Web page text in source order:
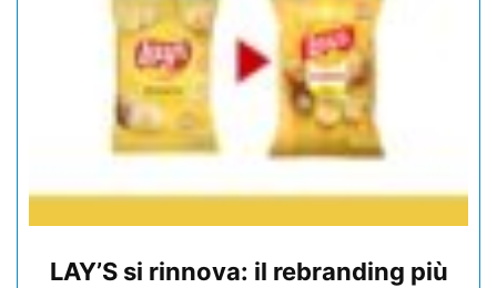
LAY’S si rinnova: il rebranding più